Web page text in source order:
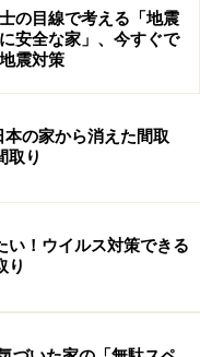
なされたのは有名で
も神社の鳥居が赤い
ものだと言うことで
水の影響によるもの。
持つと言われる。
に馴染んできた私た
の目線で考える「地震
安全な家」、今すぐで
震対策
の家から消えた間取
取り
い！ウイルス対策できる
り